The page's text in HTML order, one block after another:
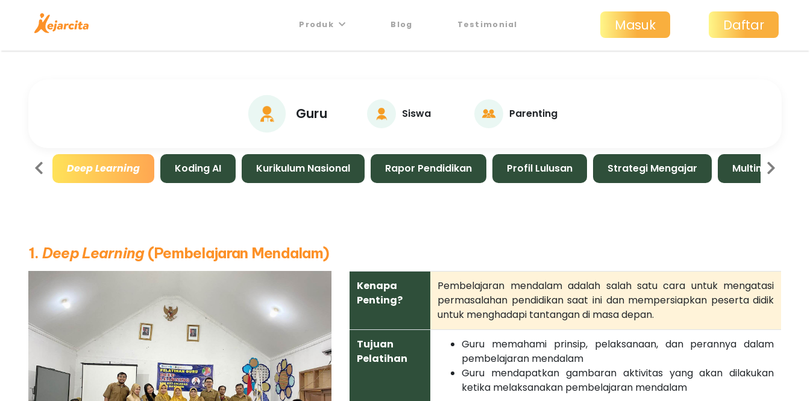
Produk Blog Testimonial Masuk Daftar
Guru Siswa Parenting
Deep Learning Koding AI Kurikulum Nasional Rapor Pendidikan Profil Lulusan Strategi Mengajar Multimedia
1. Deep Learning(Pembelajaran Mendalam)
Kenapa
Penting?
Pembelajaran mendalam adalah salah satu cara untuk mengatasi
permasalahan pendidikan saat ini dan mempersiapkan peserta didik
untuk menghadapi tantangan di masa depan.
Tujuan
Pelatihan
Guru memahami prinsip, pelaksanaan, dan perannya dalam
pembelajaran mendalam
Guru mendapatkan gambaran aktivitas yang akan dilakukan
ketika melaksanakan pembelajaran mendalam